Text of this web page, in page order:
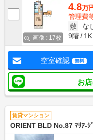
画像 : 17枚
4.8万
管理費
敷
な
9階
1K
空室確認 無料
お
賃貸マンション
ORIENT BLD No.87 ﾏﾘｱ-ｼ